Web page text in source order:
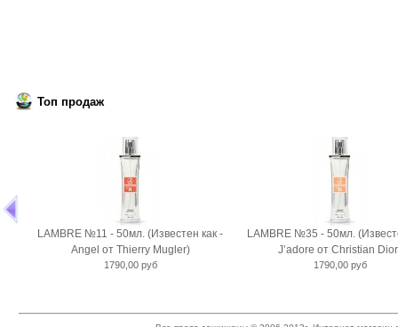
Топ продаж
LAMBRE №11 - 50мл. (Известен как -
Angel от Thierry Mugler)
1790,00 руб
LAMBRE №35 - 50мл.
J’adore от Christian
1790,00 руб